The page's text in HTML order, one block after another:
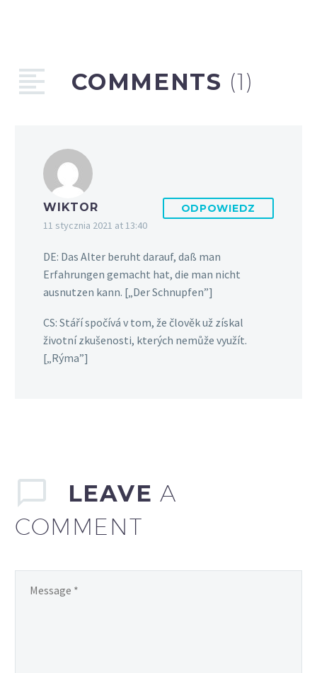
COMMENTS (1)
WIKTOR
11 stycznia 2021 at 13:40
ODPOWIEDZ
DE: Das Alter beruht darauf, daß man
Erfahrungen gemacht hat, die man nicht
ausnutzen kann. [„Der Schnupfen”]
CS: Stáří spočívá v tom, že člověk už získal
životní zkušenosti, kterých nemůže využít.
[„Rýma”]
LEAVEA
COMMENT